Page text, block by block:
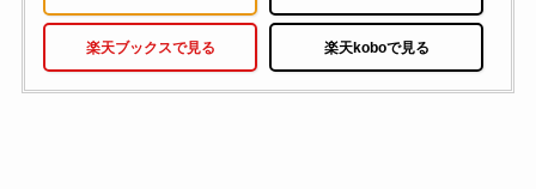
楽天ブックスで見る 楽天koboで見る